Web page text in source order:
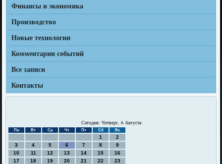
Финансы и экономика
Производство
Новые технологии
Комментарии событий
Все записи
Контакты
Сегодня: Четверг, 6 Августа
Пн Вт Ср Чт Пт Сб Вс
1
2
3
4 5 6 7 8
9
10
11 12 13 14 15
16
17
18 19 20 21 22
23